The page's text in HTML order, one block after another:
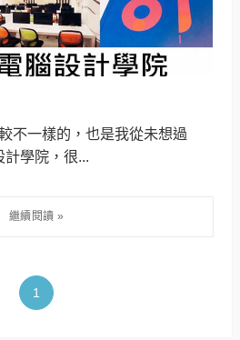
不一樣的，也是我從未想過
學院，很...
1